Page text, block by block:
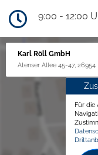
9:00 - 12:00
Karl Röll GmbH
Atenser Allee 45-47,
Für die